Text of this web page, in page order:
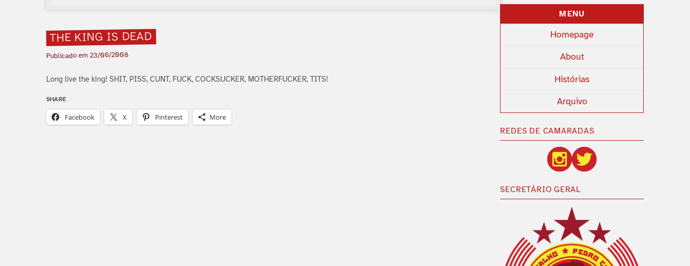
THE KING IS DEAD
Publicado em 23/06/2008
Long live the king! SHIT, PISS, CUNT, FUCK, COCKSUCKER, MOTHERFUCKER, TITS!
SHARE
Facebook X Pinterest More
MENU
Homepage
About
Histórias
Arquivo
REDES DE CAMARADAS
SECRETÁRIO GERAL